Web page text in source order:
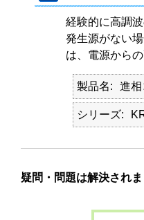
経験的に高調
発生源がない
は、電源から
製品名 進
シリーズ
疑問・問題は解決され